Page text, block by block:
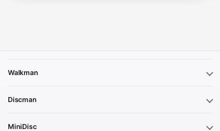
Walkman
Discman
MiniDisc